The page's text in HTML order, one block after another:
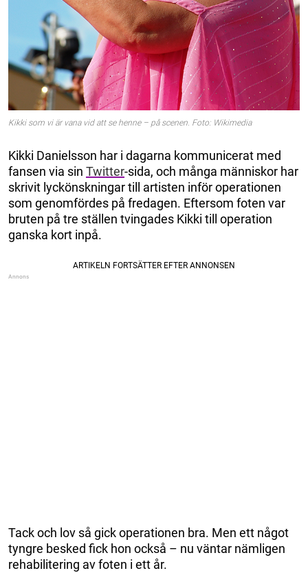
Kikki som vi är vana vid att se henne – på scenen. Foto: Wikimedia
Kikki Danielsson har i dagarna kommunicerat med
fansen via sin Twitter-sida, och många människor har
skrivit lyckönskningar till artisten inför operationen
som genomfördes på fredagen. Eftersom foten var
bruten på tre ställen tvingades Kikki till operation
ganska kort inpå.
Tack och lov så gick operationen bra. Men ett något
tyngre besked fick hon också – nu väntar nämligen
rehabilitering av foten i ett år.